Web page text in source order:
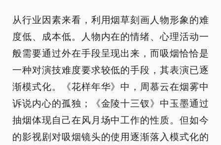
从行业因素来看，利用烟草刻画人物形象的难
度低、成本低。人物内在的情绪、心理活动一
般需要通过外在手段呈现出来，而吸烟恰恰是
一种对演技难度要求较低的手段，其表演已逐
渐模式化。《花样年华》中，周慕云在烟雾中
诉说内心的孤独；《金陵十三钗》中玉墨通过
抽烟体现自己在风月场中工作的性质。但如今
的影视剧对吸烟镜头的使用逐渐落入模式化的